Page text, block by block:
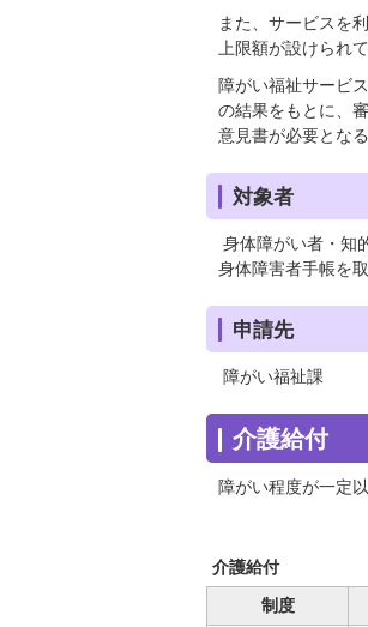
また、サービスを
上限額が設けられ
障がい福祉サービ
の結果をもとに、
意見書が必要とな
対象者
身体障がい者・知
身体障害者手帳を
申請先
障がい福祉課
介護給付
障がい程度が一定
介護給付
制度